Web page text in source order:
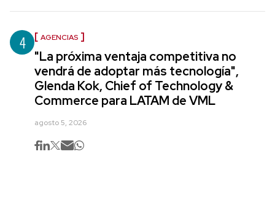
4 AGENCIAS
"La próxima ventaja competitiva no
vendrá de adoptar más tecnología",
Glenda Kok, Chief of Technology &
Commerce para LATAM de VML
agosto 5, 2026